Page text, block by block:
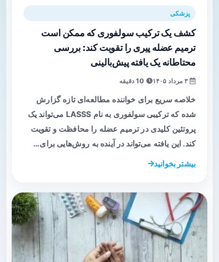
پزشکی
کشف یک ترکیب سولفوری که ممکن است
ترمیم عضله پیری را تقویت کند: بررسی
محتاطانه یک یافته پیش‌بالینی
خلاصه سریع برای خواننده مطالعه‌ای تازه گزارش
شده که ترکیبی سولفوری به نام LASSS می‌تواند یک
پروتئین کلیدی در ترمیم عضله را محافظت و تقویت
کند. این یافته می‌تواند در آینده به روش‌هایی برای…
بیشتر بخوانید